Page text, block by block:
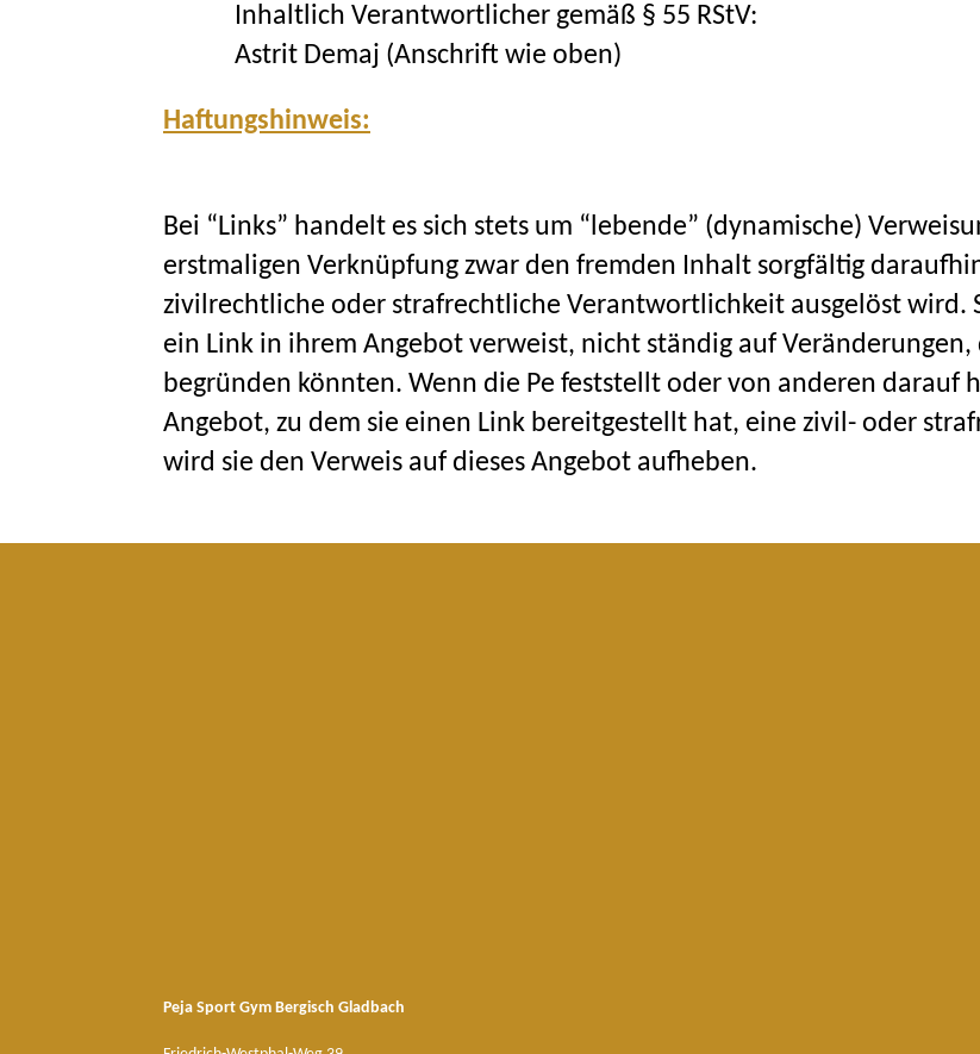
Inhaltlich Verantwortlicher gemäß § 55 RStV:
Astrit Demaj (Anschrift wie oben)
Haftungshinweis:
Bei “Links” handelt es sich stets um “lebende” (dynamische)
erstmaligen Verknüpfung zwar den fremden Inhalt sorgfältig
zivilrechtliche oder strafrechtliche Verantwortlichkeit ausgelöst wird.
ein Link in ihrem Angebot verweist, nicht ständig auf
begründen könnten. Wenn die Pe feststellt oder von anderen darauf
Angebot, zu dem sie einen Link bereitgestellt hat, eine zivil- oder
wird sie den Verweis auf dieses Angebot aufheben.
Peja Sport Gym Bergisch Gladbach